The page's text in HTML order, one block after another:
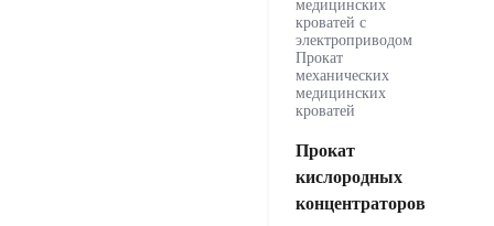
медицинских
кроватей с
электроприводом
Прокат
механических
медицинских
кроватей
Прокат
кислородных
концентраторов